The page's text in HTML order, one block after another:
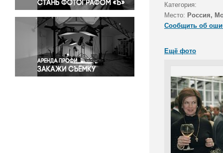
Религия
Светская жизнь
Спорт
Экология
Экономика и бизнес
Категория:
Место: Россия,
Сообщить об
Ещё фото